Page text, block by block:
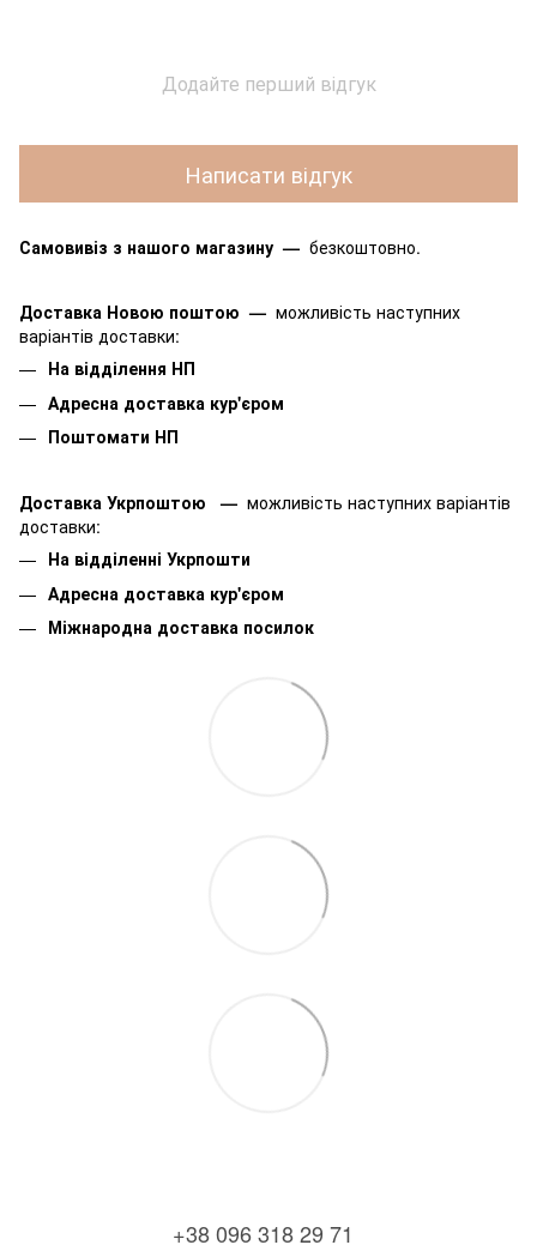
Додайте перший відгук
Написати відгук
Самовивіз з нашого магазину— безкоштовно.
Доставка Новою поштою — можливість наступних
варіантів доставки:
На відділення НП
Адресна доставка кур'єром
Поштомати НП
Доставка Укрпоштою— можливість наступних варіантів
доставки:
На відділенні Укрпошти
Адресна доставка кур'єром
Міжнародна доставка посилок
+38 096 318 29 71